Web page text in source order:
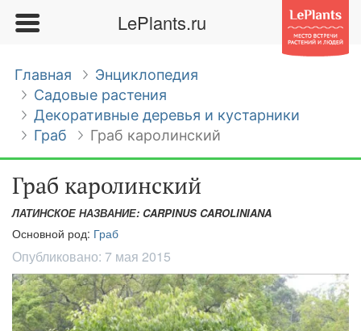
LePlants.ru
Главная
Энциклопедия
Садовые растения
Декоративные деревья и кустарники
Граб
Граб каролинский
Граб каролинский
ЛАТИНСКОЕ НАЗВАНИЕ: CARPINUS CAROLINIANA
Основной род: Граб
Опубликовано: 7 мая 2015